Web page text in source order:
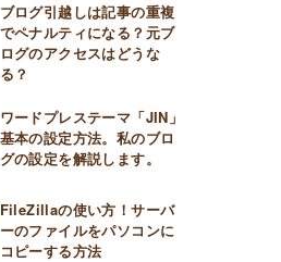
ブログ引越しは記事の重複
でペナルティになる？元ブ
ログのアクセスはどうな
る？
ワードプレステーマ「JIN」
基本の設定方法。私のブロ
グの設定を解説します。
FileZillaの使い方！サーバ
ーのファイルをパソコンに
コピーする方法